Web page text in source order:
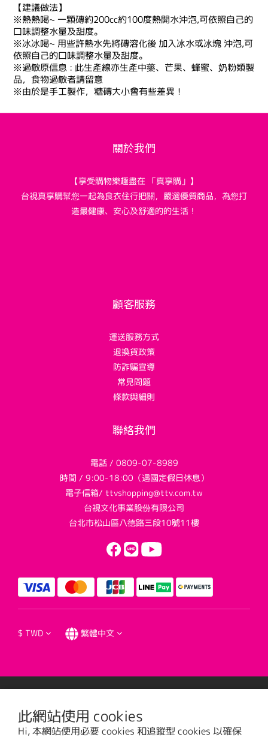
此網站使用 cookies
Hi, 本網站使用必要 cookies 和追蹤型 cookies 以確保
【建議做法】
※熱熱喝~ 一顆磚約200cc約100度熱開水沖泡,可依照自己的
口味調整水量及甜度。
※冰冰喝~ 用些許熱水先將磚溶化後 加入冰水或冰塊 沖泡,可
依照自己的口味調整水量及甜度。
※過敏原信息 : 此生產線亦生產中藥、芒果、蜂蜜、奶粉類製
品，食物過敏者請留意
※由於是手工製作，糖磚大小會有些差異！
關於我們
【享受購物樂趣盡在 「真享購」】
台視真享購幫您一起為食衣住行把關，嚴選優質商品，為您打
造最健康、安心及舒適的的生活！
顧客服務
運送服務方式
退換貨政策
防詐騙宣導
常見問題
條款與細則
聯絡我們
電話 / 0809-07-8989
時間 / 9:00-18:00（遇國定假日休息）
電子信箱/ ttvshopping@ttv.com.tw
台視文化事業股份有限公司
台北市松山區八德路三段10號11樓
$ TWD 繁體中文
台視文化事業股份有限公司版權所有 © 2016 TTV CULTURAL ENTERPRISE, LTD. All